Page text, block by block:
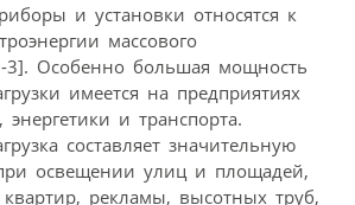
и установки относятся к
массового
3]. Особенно большая мощность
имеется на предприятиях
и транспорта.
составляет значительную
освещении улиц и площадей,
рекламы, высотных труб,